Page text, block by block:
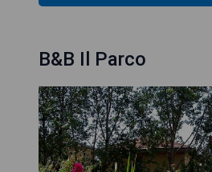
B&B Il Parco